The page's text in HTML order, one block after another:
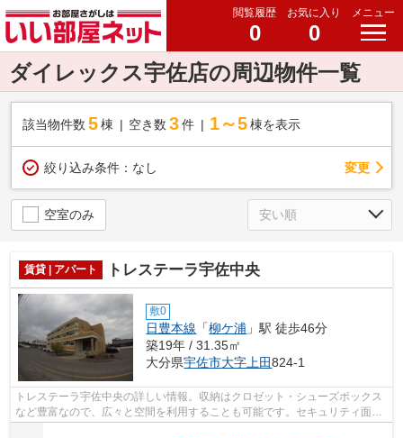
閲覧履歴
0
お気に入り
0
メニュー
ダイレックス宇佐店の周辺物件一覧
該当物件数 5棟 空き数 3 件 1～5 棟を表示
絞り込み条件： なし 変更
空室のみ
賃貸 | アパート トレステーラ宇佐中央
敷0
日豊本線 「柳ケ浦 」駅 徒歩46分
築19年 / 31.35㎡
大分県宇佐市大字上田824-1
トレステーラ宇佐中央の詳しい情報。収納はクロゼット・シューズボックス
など豊富なので、広々と空間を利用することも可能です。セキュリティ面
は、TVインターホン・オートロックなど...